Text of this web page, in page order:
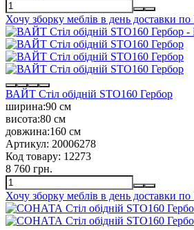
Хочу зборку меблів в день доставки
ВАЙТ Стіл обідній STO160 Гербор
ширина:90 см
висота:80 см
довжина:160 см
Артикул: 20006278
Код товару: 12273
8 760 грн.
Хочу зборку меблів в день доставки